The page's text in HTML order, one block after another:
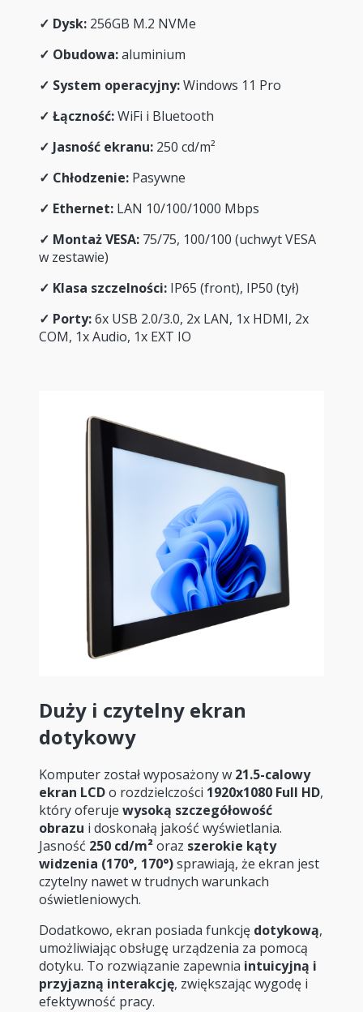
✓ Dysk: 256GB M.2 NVMe
✓ Obudowa:aluminium
✓ System operacyjny:Windows 11 Pro
✓ Łączność:WiFi i Bluetooth
✓ Jasność ekranu: 250 cd/m²
✓ Chłodzenie: Pasywne
✓ Ethernet: LAN 10/100/1000 Mbps
✓ Montaż VESA: 75/75, 100/100 (uchwyt VESA
w zestawie)
✓ Klasa szczelności: IP65 (front), IP50 (tył)
✓ Porty:6x USB 2.0/3.0, 2x LAN, 1x HDMI, 2x
COM, 1x Audio, 1x EXT IO
Duży i czytelny ekran
dotykowy
Komputer został wyposażony w 21.5-calowy
ekran LCDo rozdzielczości 1920x1080 Full HD,
który oferuje wysoką szczegółowość
obrazu i doskonałą jakość wyświetlania.
Jasność 250 cd/m²oraz szerokie kąty
widzenia (170°, 170°)sprawiają, że ekran jest
czytelny nawet w trudnych warunkach
oświetleniowych.
Dodatkowo, ekran posiada funkcję dotykową,
umożliwiając obsługę urządzenia za pomocą
dotyku. To rozwiązanie zapewnia intuicyjną i
przyjazną interakcję, zwiększając wygodę i
efektywność pracy.